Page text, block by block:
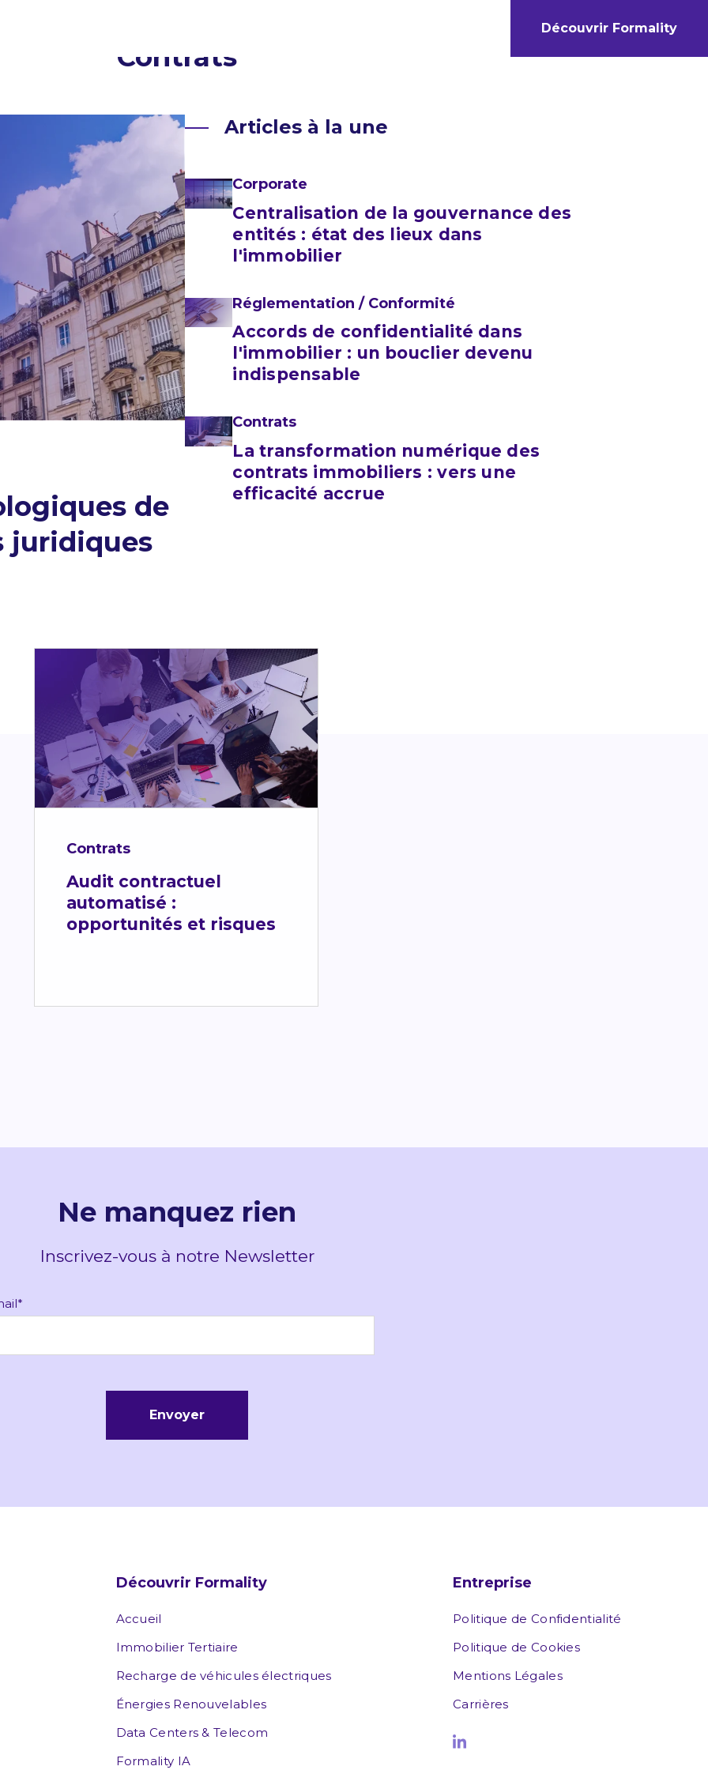
Découvrir Formality
Contrats
de
juridiques
Articles à la une
Corporate
Centralisation de la gouvernance des
entités : état des lieux dans
l'immobilier
Réglementation / Conformité
Accords de confidentialité dans
l'immobilier : un bouclier devenu
indispensable
Contrats
La transformation numérique des
contrats immobiliers : vers une
efficacité accrue
Contrats
Audit contractuel
automatisé :
opportunités et risques
Ne manquez rien
Inscrivez-vous à notre Newsletter
*
Découvrir Formality
Accueil
Immobilier Tertiaire
Recharge de véhicules électriques
Énergies Renouvelables
Data Centers & Telecom
Formality IA
Entreprise
Politique de Confidentialité
Politique de Cookies
Mentions Légales
Carrières